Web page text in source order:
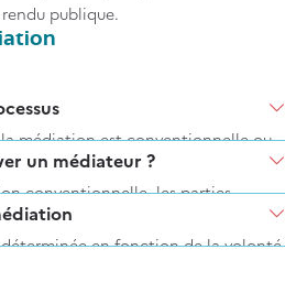
publique.
médiation est conventionnelle ou
, indépendante de toute
l’initiative des parties et est
de médiation ». Dans cette
un médiateur ?
conventionnelle, les parties
Voici trois institutions qui
en fonction de la volonté